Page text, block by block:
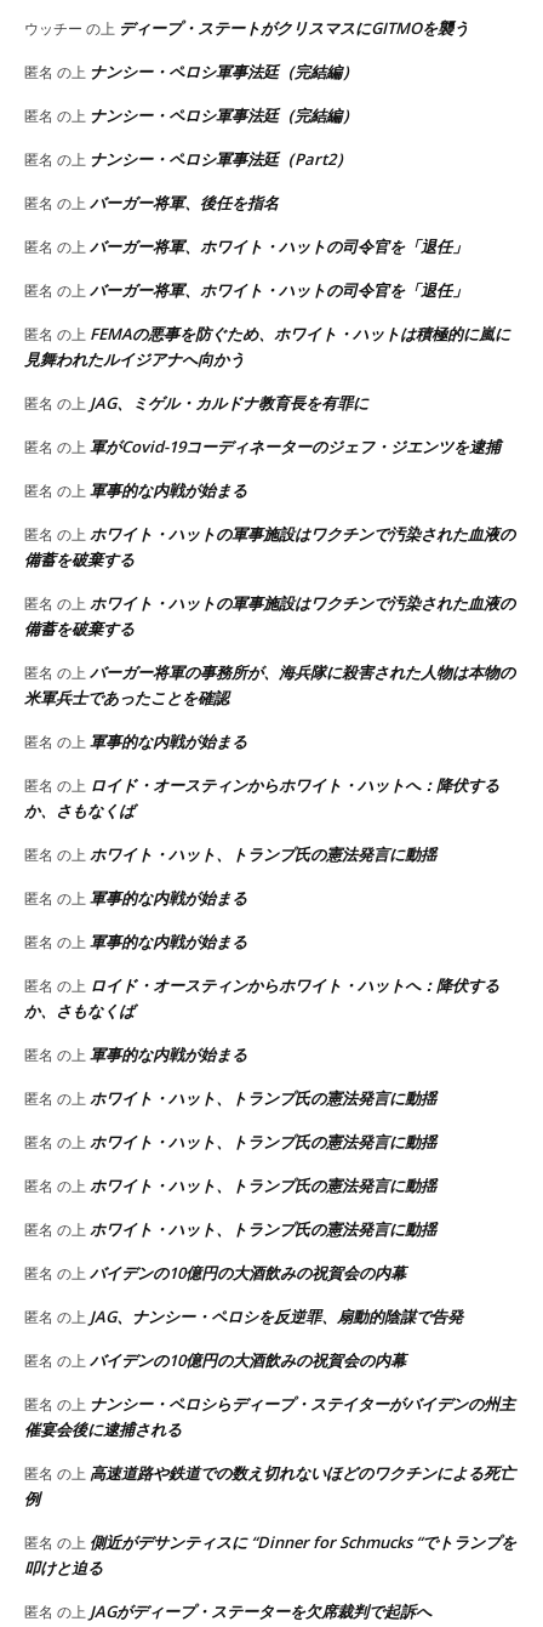
ウッチー の上 ディープ・ステートがクリスマスにGITMOを襲う
匿名 の上 ナンシー・ペロシ軍事法廷（完結編）
匿名 の上 ナンシー・ペロシ軍事法廷（完結編）
匿名 の上 ナンシー・ペロシ軍事法廷（Part2）
匿名 の上 バーガー将軍、後任を指名
匿名 の上 バーガー将軍、ホワイト・ハットの司令官を「退任」
匿名 の上 バーガー将軍、ホワイト・ハットの司令官を「退任」
匿名 の上 FEMAの悪事を防ぐため、ホワイト・ハットは積極的に嵐に
見舞われたルイジアナへ向かう
匿名 の上 JAG、ミゲル・カルドナ教育長を有罪に
匿名 の上 軍がCovid-19コーディネーターのジェフ・ジエンツを逮捕
匿名 の上 軍事的な内戦が始まる
匿名 の上 ホワイト・ハットの軍事施設はワクチンで汚染された血液の
備蓄を破棄する
匿名 の上 ホワイト・ハットの軍事施設はワクチンで汚染された血液の
備蓄を破棄する
匿名 の上 バーガー将軍の事務所が、海兵隊に殺害された人物は本物の
米軍兵士であったことを確認
匿名 の上 軍事的な内戦が始まる
匿名 の上 ロイド・オースティンからホワイト・ハットへ：降伏する
か、さもなくば
匿名 の上 ホワイト・ハット、トランプ氏の憲法発言に動揺
匿名 の上 軍事的な内戦が始まる
匿名 の上 軍事的な内戦が始まる
匿名 の上 ロイド・オースティンからホワイト・ハットへ：降伏する
か、さもなくば
匿名 の上 軍事的な内戦が始まる
匿名 の上 ホワイト・ハット、トランプ氏の憲法発言に動揺
匿名 の上 ホワイト・ハット、トランプ氏の憲法発言に動揺
匿名 の上 ホワイト・ハット、トランプ氏の憲法発言に動揺
匿名 の上 ホワイト・ハット、トランプ氏の憲法発言に動揺
匿名 の上 バイデンの10億円の大酒飲みの祝賀会の内幕
匿名 の上 JAG、ナンシー・ペロシを反逆罪、扇動的陰謀で告発
匿名 の上 バイデンの10億円の大酒飲みの祝賀会の内幕
匿名 の上 ナンシー・ペロシらディープ・ステイターがバイデンの州主
催宴会後に逮捕される
匿名 の上 高速道路や鉄道での数え切れないほどのワクチンによる死亡
例
匿名 の上 側近がデサンティスに “Dinner for Schmucks “でトランプを
叩けと迫る
匿名 の上 JAGがディープ・ステーターを欠席裁判で起訴へ